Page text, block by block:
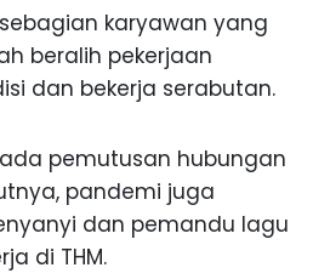
karyawan yang
beralih pekerjaan
dan bekerja serabutan.
pemutusan hubungan
pandemi juga
dan pemandu lagu
di THM.